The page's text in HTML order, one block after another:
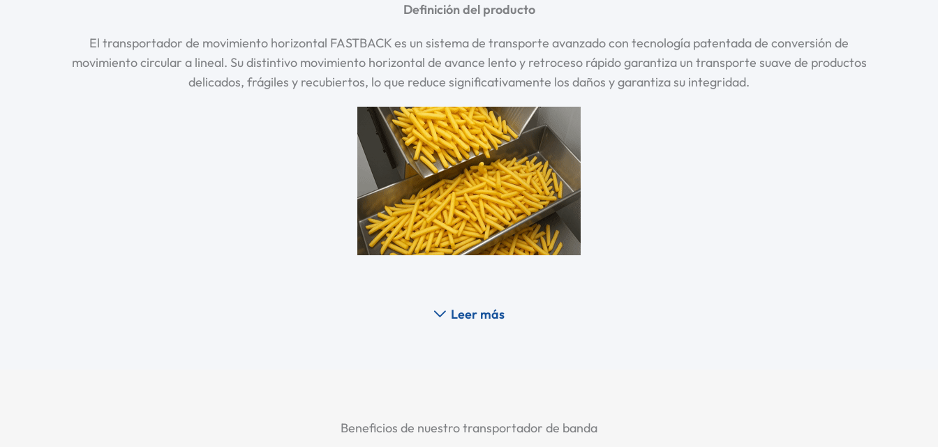
Definición del producto
El transportador de movimiento horizontal FASTBACK es un sistema de transporte avanzado con tecnología patentada de conversión de
movimiento circular a lineal. Su distintivo movimiento horizontal de avance lento y retroceso rápido garantiza un transporte suave de productos
delicados, frágiles y recubiertos, lo que reduce significativamente los daños y garantiza su integridad.
Leer más
Beneficios de nuestro transportador de banda